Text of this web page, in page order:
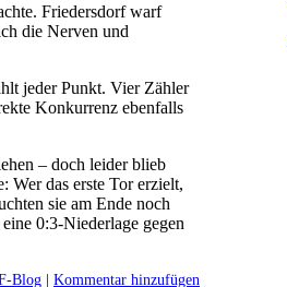
Friedersdorf warf
die Nerven und
jeder Punkt. Vier Zähler
Konkurrenz ebenfalls
– doch leider blieb
Wer das erste Tor erzielt,
sie am Ende noch
0:3-Niederlage gegen
Blog | Kommentar hinzufügen